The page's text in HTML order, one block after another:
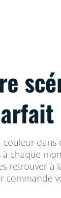
couleur dans
chaque
retrouver à
commande